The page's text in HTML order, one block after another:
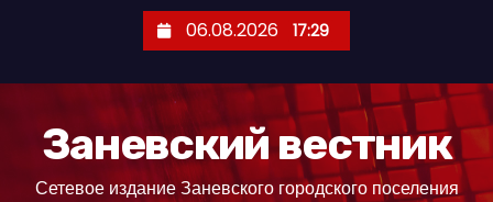
06.08.2026 17:29
Заневский вестник
Сетевое издание Заневского городского поселения